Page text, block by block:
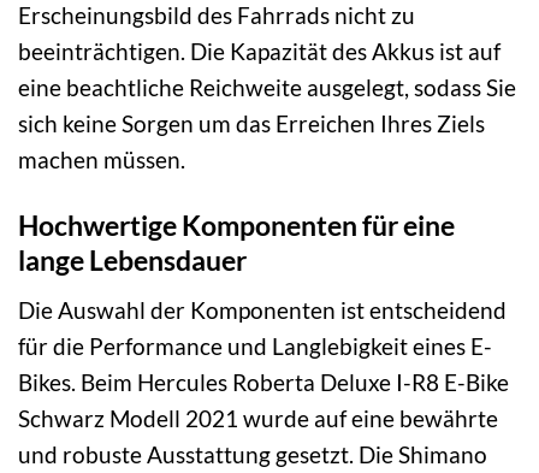
Erscheinungsbild des Fahrrads nicht zu
beeinträchtigen. Die Kapazität des Akkus ist auf
eine beachtliche Reichweite ausgelegt, sodass Sie
sich keine Sorgen um das Erreichen Ihres Ziels
machen müssen.
Hochwertige Komponenten für eine
lange Lebensdauer
Die Auswahl der Komponenten ist entscheidend
für die Performance und Langlebigkeit eines E-
Bikes. Beim Hercules Roberta Deluxe I-R8 E-Bike
Schwarz Modell 2021 wurde auf eine bewährte
und robuste Ausstattung gesetzt. Die Shimano